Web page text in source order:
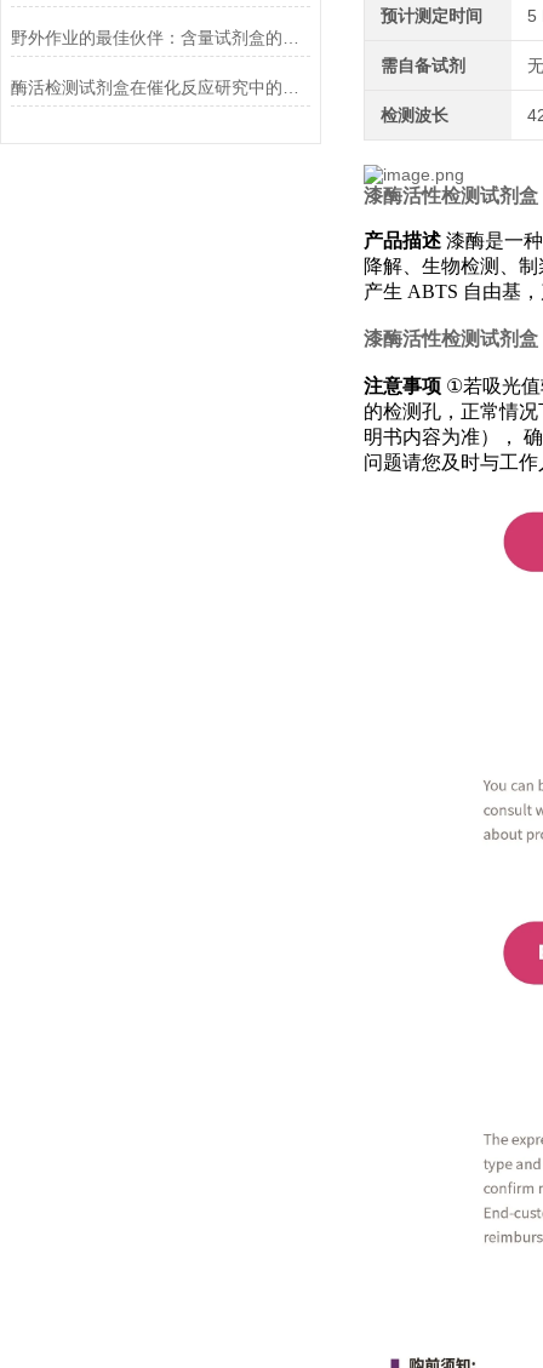
预计测定时间 5
需自备试剂
检测波长
漆酶活性检测试剂盒
产品描述 漆酶是一
降解、生物检测、
产生 ABTS 自由基
漆酶活性检测试剂盒
注意事项 ①若吸光
的检测孔，正常情况
明书内容为准），
问题请您及时与工